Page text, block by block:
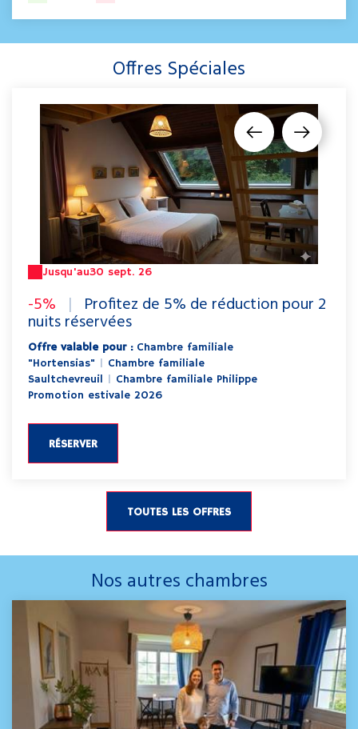
Offres Spéciales
Jusqu'au30 sept. 26
-5% | Profitez de 5% de réduction pour 2
nuits réservées
Offre valable pour : Chambre familiale
"Hortensias" | Chambre familiale
Saultchevreuil | Chambre familiale Philippe
Promotion estivale 2026
RÉSERVER
TOUTES LES OFFRES
Nos autres chambres